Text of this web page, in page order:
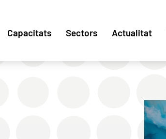
Capacitats Sectors Actualitat